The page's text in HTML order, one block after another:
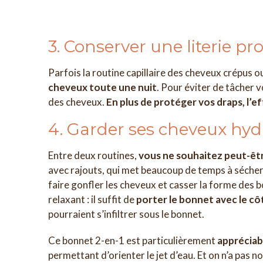
3. Conserver une literie
Parfois la routine capillaire des cheveux crépus
cheveux toute une nuit. Pour éviter de tâcher
des cheveux. En plus de protéger vos draps,
4. Garder ses cheveux
Entre deux routines,vous ne souhaitez peut-
avec rajouts, qui met beaucoup de temps à
faire gonfler les cheveux et casser la forme des
relaxant : il suffit deporter le bonnet avec le
pourraient s’infiltrer sous le bonnet.
Ce bonnet 2-en-1 est particulièrement
permettant d’orienter le jet d’eau. Et on n’a pas